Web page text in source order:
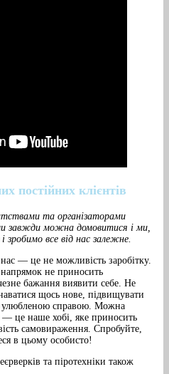
постійних клієнтів
та організаторами
завжди можна домовитися і ми,
зробимо все від нас залежне.
— це не можливість заробітку.
не приносить
бажання виявити себе. Не
щось нове, підвищувати
улюбленою справою. Можна
це наше хобі, яке приносить
самовираження. Спробуйте,
в цьому особисто!
та піротехніки також